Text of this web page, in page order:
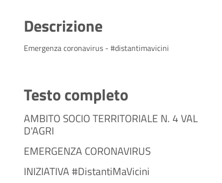
Descrizione
Emergenza coronavirus - #distantimavicini
Testo completo
AMBITO SOCIO TERRITORIALE N. 4 VAL
D'AGRI
EMERGENZA CORONAVIRUS
INIZIATIVA #DistantiMaVicini